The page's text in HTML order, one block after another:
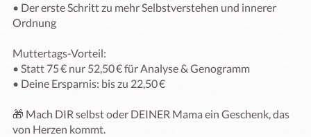
• Der erste Schritt zu mehr Selbstverstehen und innerer
Ordnung
Muttertags-Vorteil:
• Statt 75 € nur 52,50 € für Analyse & Genogramm
• Deine Ersparnis: bis zu 22,50 €
🎁 Mach DIR selbst oder DEINER Mama ein Geschenk, das
von Herzen kommt.